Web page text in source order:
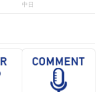
中日